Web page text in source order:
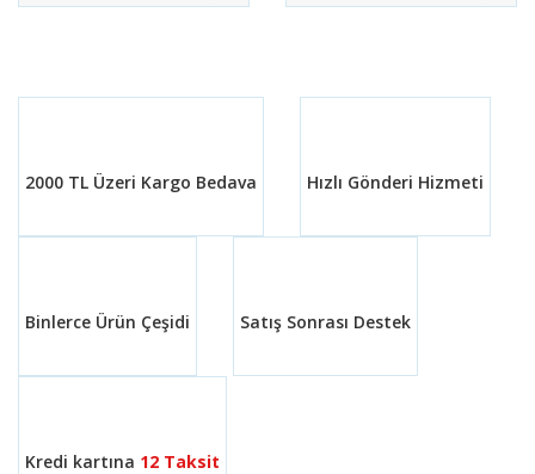
2000 TL Üzeri Kargo Bedava Hızlı Gönderi Hizmeti
Binlerce Ürün Çeşidi Satış Sonrası Destek
Kredi kartına 12 Taksit